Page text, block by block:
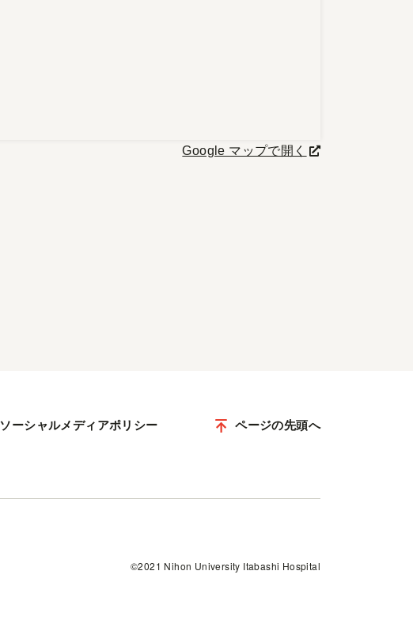
Google マップで開く
ソーシャルメディアポリシー
ページの先頭へ
©2021 Nihon University Itabashi Hospital